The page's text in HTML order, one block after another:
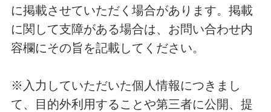
に掲載させていただく場合があります。掲載
に関して支障がある場合は、お問い合わせ内
容欄にその旨を記載してください。
※入力していただいた個人情報につきまし
て、目的外利用することや第三者に公開、提